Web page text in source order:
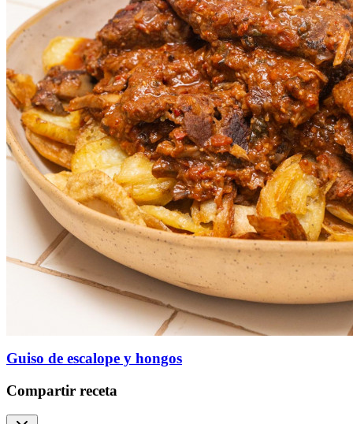
Guiso de escalope y hongos
Compartir receta